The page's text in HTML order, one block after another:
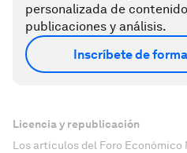
personalizada de
publicaciones y análisis.
Inscríbete de
Licencia y republicación
Los artículos del Foro Económico